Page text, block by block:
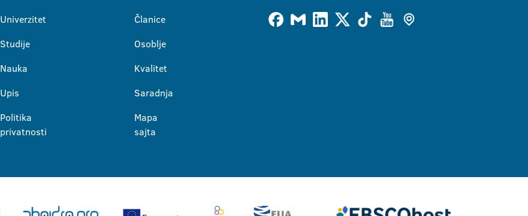
Univerzitet
Studije
Nauka
Upis
Politika
privatnosti
Članice
Osoblje
Kvalitet
Saradnja
Mapa
sajta